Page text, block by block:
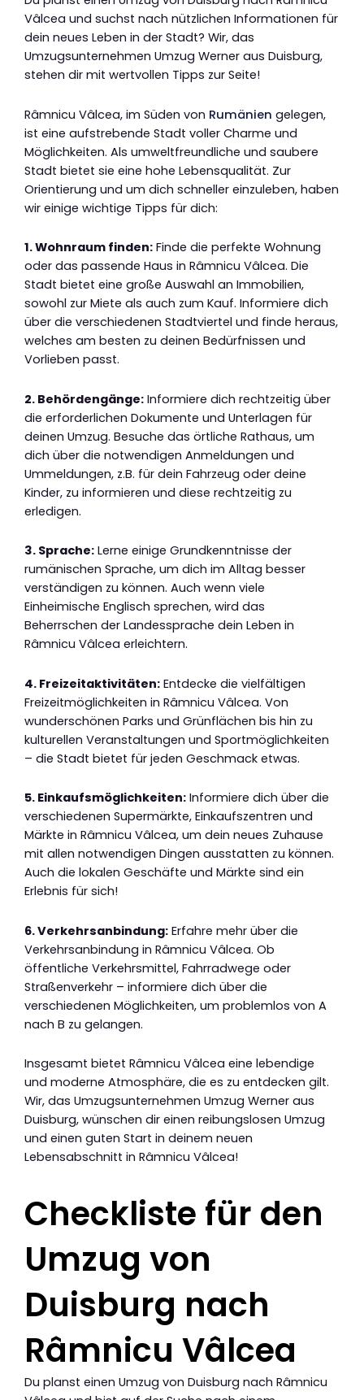
Vâlcea und suchst nach nützlichen Informationen für
dein neues Leben in der Stadt? Wir, das
Umzugsunternehmen Umzug Werner aus Duisburg,
stehen dir mit wertvollen Tipps zur Seite!
Râmnicu Vâlcea, im Süden von Rumänien gelegen,
ist eine aufstrebende Stadt voller Charme und
Möglichkeiten. Als umweltfreundliche und saubere
Stadt bietet sie eine hohe Lebensqualität. Zur
Orientierung und um dich schneller einzuleben, haben
wir einige wichtige Tipps für dich:
1. Wohnraum finden: Finde die perfekte Wohnung
oder das passende Haus in Râmnicu Vâlcea. Die
Stadt bietet eine große Auswahl an Immobilien,
sowohl zur Miete als auch zum Kauf. Informiere dich
über die verschiedenen Stadtviertel und finde heraus,
welches am besten zu deinen Bedürfnissen und
Vorlieben passt.
2. Behördengänge: Informiere dich rechtzeitig über
die erforderlichen Dokumente und Unterlagen für
deinen Umzug. Besuche das örtliche Rathaus, um
dich über die notwendigen Anmeldungen und
Ummeldungen, z.B. für dein Fahrzeug oder deine
Kinder, zu informieren und diese rechtzeitig zu
erledigen.
3. Sprache: Lerne einige Grundkenntnisse der
rumänischen Sprache, um dich im Alltag besser
verständigen zu können. Auch wenn viele
Einheimische Englisch sprechen, wird das
Beherrschen der Landessprache dein Leben in
Râmnicu Vâlcea erleichtern.
4. Freizeitaktivitäten: Entdecke die vielfältigen
Freizeitmöglichkeiten in Râmnicu Vâlcea. Von
wunderschönen Parks und Grünflächen bis hin zu
kulturellen Veranstaltungen und Sportmöglichkeiten
– die Stadt bietet für jeden Geschmack etwas.
5. Einkaufsmöglichkeiten: Informiere dich über die
verschiedenen Supermärkte, Einkaufszentren und
Märkte in Râmnicu Vâlcea, um dein neues Zuhause
mit allen notwendigen Dingen ausstatten zu können.
Auch die lokalen Geschäfte und Märkte sind ein
Erlebnis für sich!
6. Verkehrsanbindung: Erfahre mehr über die
Verkehrsanbindung in Râmnicu Vâlcea. Ob
öffentliche Verkehrsmittel, Fahrradwege oder
Straßenverkehr – informiere dich über die
verschiedenen Möglichkeiten, um problemlos von A
nach B zu gelangen.
Insgesamt bietet Râmnicu Vâlcea eine lebendige
und moderne Atmosphäre, die es zu entdecken gilt.
Wir, das Umzugsunternehmen Umzug Werner aus
Duisburg, wünschen dir einen reibungslosen Umzug
und einen guten Start in deinem neuen
Lebensabschnitt in Râmnicu Vâlcea!
Checkliste für den
Umzug von
Duisburg nach
Râmnicu Vâlcea
Du planst einen Umzug von Duisburg nach Râmnicu